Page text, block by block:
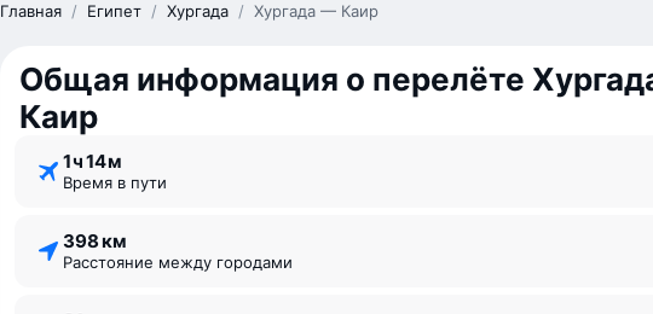
Главная / Египет / Хургада / Хургада — Каир
Общая информация о перелёте
Каир
1 ⁠ч 14 ⁠м
Время в пути
398 км
Расстояние между городами